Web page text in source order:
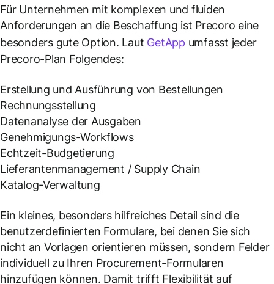
Für Unternehmen mit komplexen und fluiden
Anforderungen an die Beschaffung ist Precoro eine
besonders gute Option. Laut GetApp umfasst jeder
Precoro-Plan Folgendes:
Erstellung und Ausführung von Bestellungen
Rechnungsstellung
Datenanalyse der Ausgaben
Genehmigungs-Workflows
Echtzeit-Budgetierung
Lieferantenmanagement / Supply Chain
Katalog-Verwaltung
Ein kleines, besonders hilfreiches Detail sind die
benutzerdefinierten Formulare, bei denen Sie sich
nicht an Vorlagen orientieren müssen, sondern Felder
individuell zu Ihren Procurement-Formularen
hinzufügen können. Damit trifft Flexibilität auf